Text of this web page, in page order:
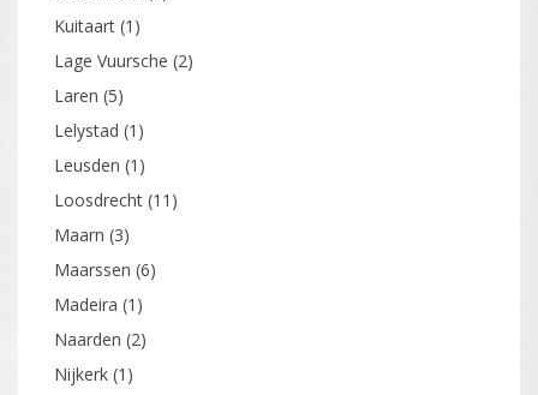
Kuitaart (1)
Lage Vuursche (2)
Laren (5)
Lelystad (1)
Leusden (1)
Loosdrecht (11)
Maarn (3)
Maarssen (6)
Madeira (1)
Naarden (2)
Nijkerk (1)